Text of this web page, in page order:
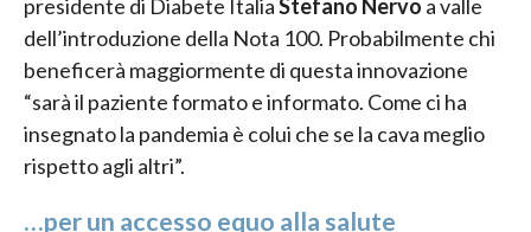
presidente di Diabete ItaliaStefano Nervo a valle
dell’introduzione della Nota 100. Probabilmente chi
beneficerà maggiormente di questa innovazione
“sarà il paziente formato e informato. Come ci ha
insegnato la pandemia è colui che se la cava meglio
rispetto agli altri”.
…per un accesso equo alla salute